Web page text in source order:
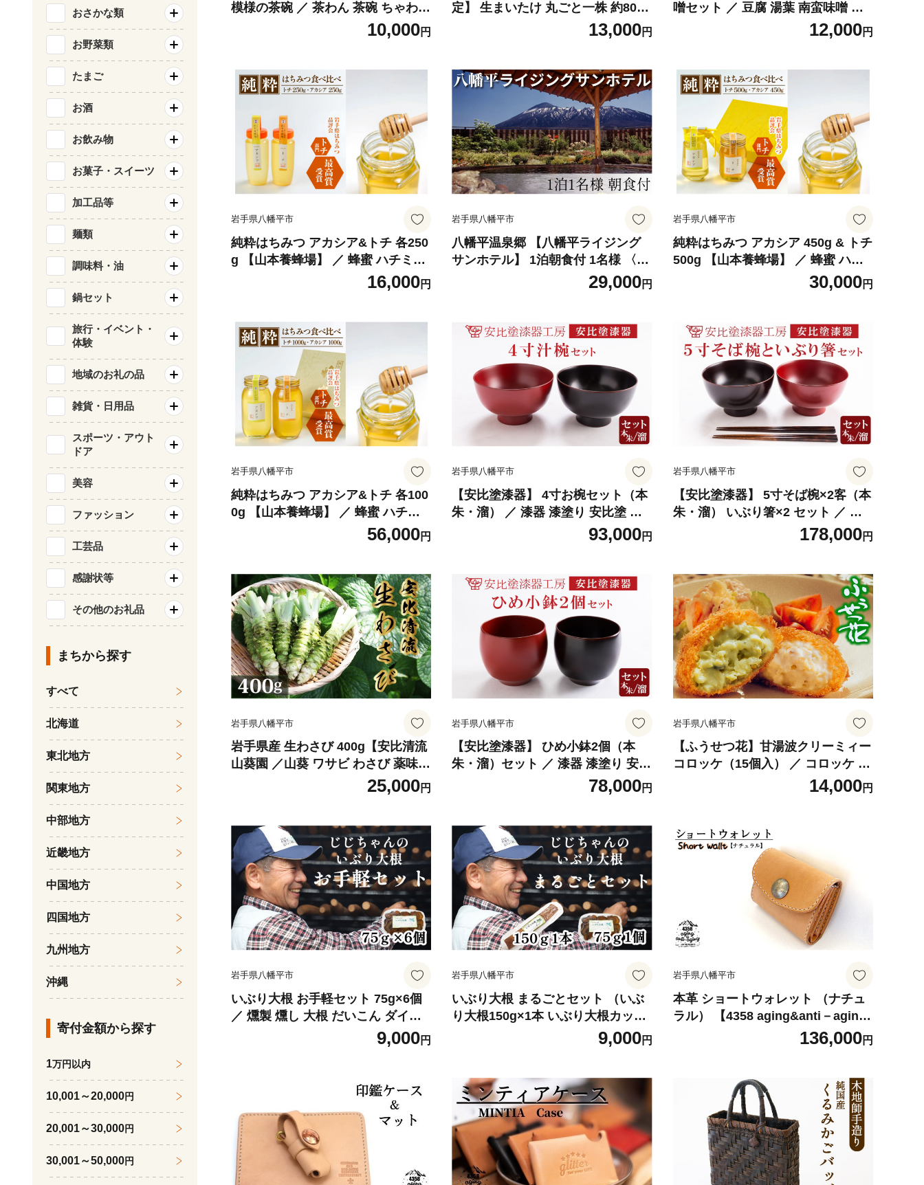
模様の茶碗 ／ 茶わん 茶碗 ちゃわん
お茶碗 食器 皿 器 陶器 プレート う
つわ お椀 椀 シンプル おしゃれ オ
イイ 贈り物 プレゼント ギフト 陶芸
手作り 手づくり 焼き物 普段使い 女
10,000円
定】 生まいたけ 丸ごと一株 約800
g・乾燥まいたけ 20g×2 【安比まい
たけ】 ／ 生 まいたけ 舞茸 マイタ
ノコ 国産 岩手県産 乾燥 干し舞茸
出汁 だし 天ぷら てんぷら 味噌汁
みそ汁 炊込みご飯 お吸い物 おすす
め
13,000円
噌セット ／ 豆腐 湯葉 南蛮味噌 詰
め合わせ 詰合せ みそ 大豆 ざる豆腐
おぼろ豆腐 とうふ 味比べ 食べ比べ
寄せ 贈り物 ギフト プレゼント セッ
ト グルメ 低カロリー 専門店 国産
人気 おすすめ オススメ
12,000円
岩手県八幡平市
純粋はちみつ アカシア&トチ 各250
g 【山本養蜂場】 ／ 蜂蜜 ハチミツ
栃 トチ とち あかしあ アカシヤ あ
かしや 食べ比べ 味比べ 濃厚 希少
家庭用 自宅用 お取り寄せ 長期保存
常温保存 有名 東北 岩手県 八幡平市
産地直送 人気 おすすめ オススメ
16,000円
岩手県八幡平市
八幡平温泉郷 【八幡平ライジング
サンホテル】 1泊朝食付 1名様 〈平
日限定〉 ／ 宿泊券 宿泊 チケット
券 利用券 1泊 一泊 朝食付 朝食付き
温泉 露天風呂 ホテル 宿 お宿 泊ま
り 旅館 観光旅行 旅行 観光 トラベ
ル 旅 岩手県 八幡平市 おすすめ
29,000円
岩手県八幡平市
純粋はちみつ アカシア 450g & トチ
500g 【山本養蜂場】 ／ 蜂蜜 ハチ
ミツ 栃 とち あかしあ アカシヤ あ
かしや 食べ比べ 味比べ 濃厚 希少
家庭用 自宅用 お取り寄せ 長期保存
東北 岩手県 八幡平市 産地直送 人気
おすすめ オススメ
30,000円
岩手県八幡平市
純粋はちみつ アカシア&トチ 各100
0g 【山本養蜂場】 ／ 蜂蜜 ハチミ
ツ 栃 とち あかしあ アカシヤ あか
しや 食べ比べ 味比べ 濃厚 希少 稀
家庭用 自宅用 お取り寄せ 長期保存
常温保存東北 岩手県 八幡平市 産地
直送 人気 おすすめ オススメ
56,000円
岩手県八幡平市
【安比塗漆器】 4寸お椀セット（本
朱・溜） ／ 漆器 漆塗り 安比塗 お
椀 椀 おわん 汁椀 ペア 食器 和食器
木製 器 うつわ 漆塗 漆 うるし 4寸
物 誕生日 プレゼント ギフト お土産
シンプル 普段使い 自宅用 家庭用 岩
手県 八幡平市 おすすめ
93,000円
岩手県八幡平市
【安比塗漆器】 5寸そば椀×2客（本
朱・溜） いぶり箸×2 セット ／ 漆
器 漆塗り 安比塗 お椀 椀 おわん そ
ば椀 蕎麦椀 どんぶり 丼ぶり 食器
おはし ペア 伝統工芸品 贈り物 誕生
日 プレゼント ギフト お土産 シンプ
ル 東北 岩手県 八幡平市 はちまんた
い
178,000円
岩手県八幡平市
岩手県産 生わさび 400g【安比清流
山葵園 ／山葵 ワサビ わさび 薬味
国産 八幡平市産 産地直送 新鮮 調味
料 刺身 ステーキ お肉 蕎麦 和え物
司 そば 肉の薬味 魚の薬味 そばの薬
味 料理 自宅用 家庭用 おすすめ オ
ススメ お取り寄せ 日本産
25,000円
岩手県八幡平市
【安比塗漆器】 ひめ小鉢2個（本
朱・溜）セット ／ 漆器 漆塗り 安比
塗 ミニ 小鉢 食器 和食器 木製 器 う
つわ 小さい 小ぶり 漆塗 漆 うるし
り物 誕生日 プレゼント ギフト お土
産 シンプル 普段使い おしゃれ かわ
いい 岩手県 八幡平市 おすすめ
78,000円
岩手県八幡平市
【ふうせつ花】甘湯波クリーミィー
コロッケ（15個入） ／ コロッケ ゆ
ば 湯葉 黄甘湯波 緑甘湯波 詰め合せ
味比べ 食べ比べ クリーム お取り寄
贈り物 プレゼント 贈答 揚げ物 冷凍
発送 総菜 惣菜 おかず 簡単 個包装
豆腐専門店 人気 おすすめ オススメ
14,000円
岩手県八幡平市
いぶり大根 お手軽セット 75g×6個
／ 燻製 燻し 大根 だいこん ダイコ
ン 漬物 漬け物 つけもの お漬物 た
くあん 沢庵 がっこ おつまみ つまみ
ご飯のおとも 小分け パック グルメ
いぶり漬け お取り寄せ 産地直送 じ
じちゃんのいぶり大根
9,000円
岩手県八幡平市
いぶり大根 まるごとセット （いぶ
り大根150g×1本 いぶり大根カット
75g×1個） ／ 燻製 燻し 大根 だい
こん ダイコン 漬物 漬け物 つけもの
み つまみ おかず 大根漬け 晩酌 箸
休め いぶり漬け 産地直送 じじちゃ
んのいぶり大根
9,000円
岩手県八幡平市
本革 ショートウォレット （ナチュ
ラル） 【4358 aging&anti－agin
g】／ 財布 お財布 ウォレット 革製
カード収納 小銭入れ 多収納 シンプ
ザー 本革製 革 革製 革製品 革小物
レザー製 雑貨 小物 レザー小物 おす
すめ オススメ
136,000円
おさかな類
お野菜類
たまご
お酒
お飲み物
お菓子・スイーツ
加工品等
麺類
調味料・油
鍋セット
旅行・イベント・
体験
地域のお礼の品
雑貨・日用品
スポーツ・アウト
ドア
美容
ファッション
工芸品
感謝状等
その他のお礼品
まちから探す
すべて
北海道
東北地方
関東地方
中部地方
近畿地方
中国地方
四国地方
九州地方
沖縄
寄付金額から探す
1万円以内
10,001～20,000円
20,001～30,000円
30,001～50,000円